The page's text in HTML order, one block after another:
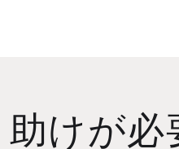
助けが必